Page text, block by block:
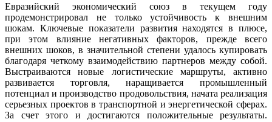
Евразийский экономический союз в текущем году
продемонстрировал не только устойчивость к внешним
шокам. Ключевые показатели развития находятся в плюсе,
при этом влияние негативных факторов, прежде всего
внешних шоков, в значительной степени удалось купировать
благодаря четкому взаимодействию партнеров между собой.
Выстраиваются новые логистические маршруты, активно
развивается торговля, наращивается промышленный
потенциал и производство продовольствия, начата реализация
серьезных проектов в транспортной и энергетической сферах.
За счет этого и достигаются положительные результаты.